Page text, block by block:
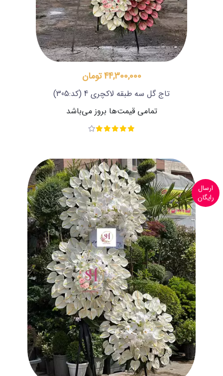
44,300,000 تومان
تاج گل سه طبقه لاکچری 4
(کد:305)
تمامی قیمت‌ها بروز می‌باشد
ارسال
رایگان